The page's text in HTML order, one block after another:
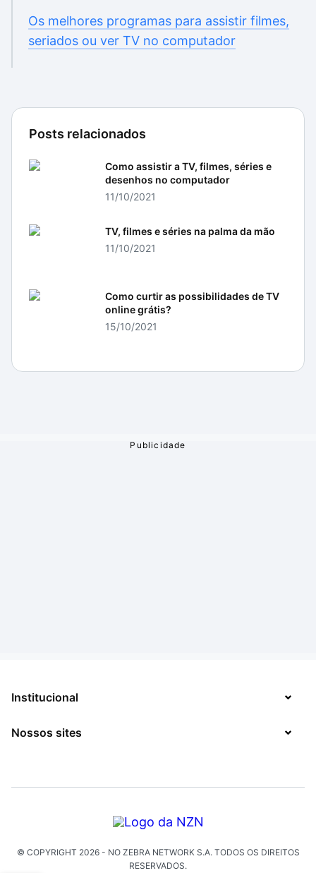
Os melhores programas para assistir filmes,
seriados ou ver TV no computador
Posts relacionados
Como assistir a TV, filmes, séries e
desenhos no computador
11/10/2021
TV, filmes e séries na palma da mão
11/10/2021
Como curtir as possibilidades de TV
online grátis?
15/10/2021
Institucional
Sobre
Jobs
Política de Privacidade
Solicitação de Exclusão de Dados
Nossos sites
Click Jogos
© COPYRIGHT 2026- NO ZEBRA NETWORK S.A. TODOS OS DIREITOS
RESERVADOS.